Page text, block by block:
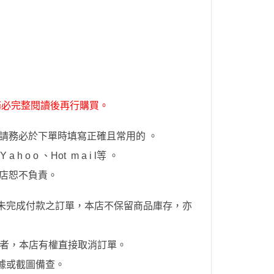
完整閱讀後再行購買。
務必於下單時填寫正確且常用的 。
a h o o 、Hot m a i l 等 。
恕不負責。
完成付款之訂單，本店不保留商品庫存，亦
，本店有權直接取消訂單。
或截圖備查。